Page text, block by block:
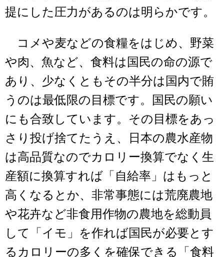
提にした圧力があるのは明らかです。
コメや麦などの食糧をはじめ、野菜
や肉、魚など、食料は国民の命の源で
あり、少なくともその半分は国内で賄
うのは最低限の目標です。国民の願い
にも合致しています。その目標をあっ
さり投げ捨てたうえ、日本の農水産物
は高品質なのでカロリー換算でなく生
産額に換算すれば「自給率」はもっと
高くなるとか、非常事態には荒廃農地
や花卉など非食用作物の農地を総動員
して「イモ」を作れば国民が必要とす
るカロリーの多くを確保できる「食料